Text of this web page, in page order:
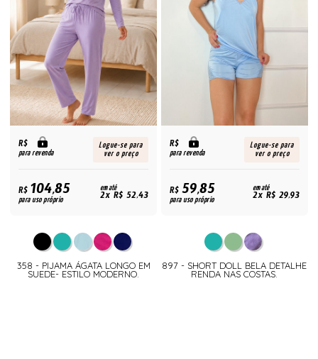
R$
para revenda
Logue-se para
ver o preço
R$104,85
para uso próprio
em até
2x R$ 52,43
358 - PIJAMA ÁGATA LONGO EM
SUEDE- ESTILO MODERNO.
R$
para revenda
Logue-se para
ver o preço
R$59,85
para uso próprio
em até
2x R$ 29,93
897 - SHORT DOLL BELA DETALHE
RENDA NAS COSTAS.